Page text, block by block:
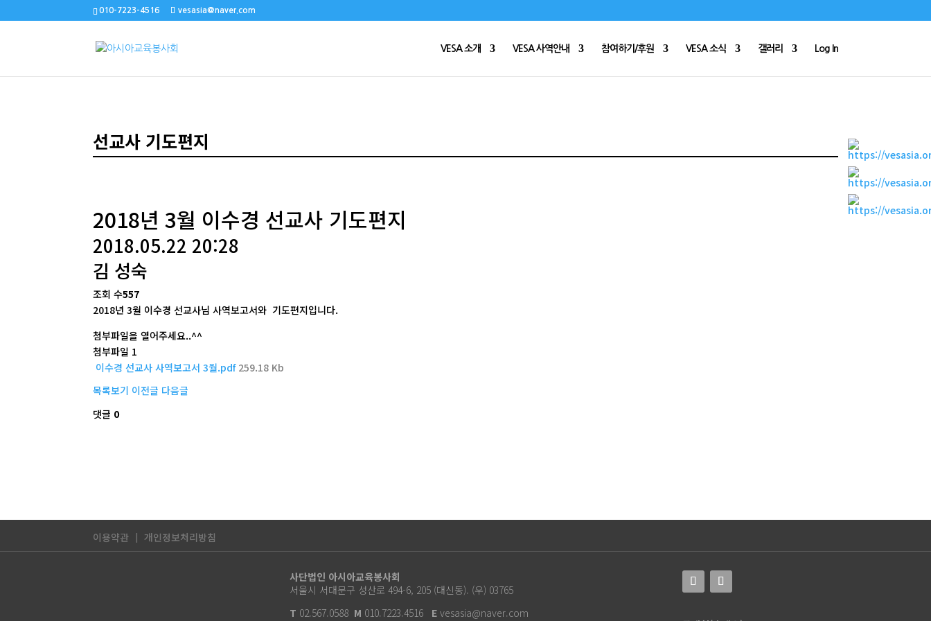
010-7223-4516 vesasia@naver.com
VESA 소개 VESA 사역안내 참여하기/후원 VESA 소식 갤러리 Log In
선교사 기도편지
2018년 3월 이수경 선교사 기도편지
2018.05.22 20:28
김 성숙
조회 수557
2018년 3월 이수경 선교사님 사역보고서와 기도편지입니다.
첨부파일을 열어주세요..^^
첨부파일 1
이수경 선교사 사역보고서 3월.pdf 259.18 Kb
목록보기 이전글 다음글
댓글 0
이용약관 개인정보처리방침
사단법인 아시아교육봉사회
서울시 서대문구 성산로 494-6, 205 (대신동). (우) 03765
T 02.567.0588 M 010.7223.4516 Evesasia@naver.com